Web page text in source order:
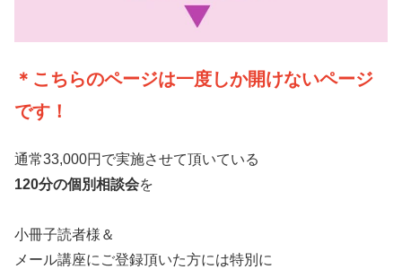
＊こちらのページは一度しか開けないページ
です！
通常33,000円で実施させて頂いている
120分の個別相談会を
小冊子読者様＆
メール講座にご登録頂いた方には特別に